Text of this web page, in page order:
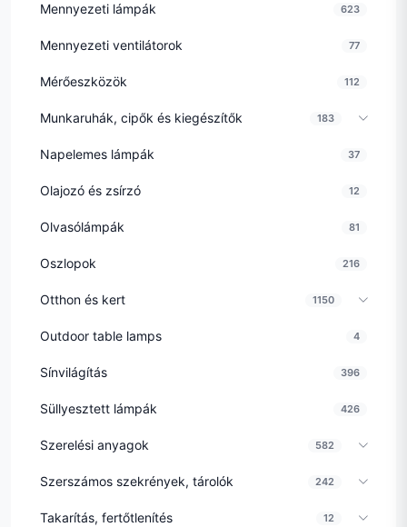
Mennyezeti lámpák 623
Mennyezeti ventilátorok 77
Mérőeszközök 112
Munkaruhák, cipők és kiegészítők 183
Napelemes lámpák 37
Olajozó és zsírzó 12
Olvasólámpák 81
Oszlopok 216
Otthon és kert 1150
Outdoor table lamps 4
Sínvilágítás 396
Süllyesztett lámpák 426
Szerelési anyagok 582
Szerszámos szekrények, tárolók 242
Takarítás, fertőtlenítés 12